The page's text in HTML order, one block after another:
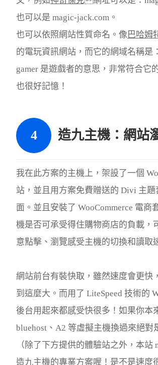
也可以是 magic-jack.com。
也可以依照網站性質命名。像 巴哈姆
的電玩資訊網站，而它的網域名稱是
gamer 是遊戲者的意思，非常符合它
也很好記憶！
造九主機：網站
我在此方案的主機上，架設了一個
站，並且用方案免費贈送的 Divi 主題
面。並且安裝了 WooCommerce 電商
機是否可承受得住購物商店的負載，
意點擊、瀏覽感受主機的切換和讀取
網站前台有裝快取，雖然速度會更快
到這麼大。而用了 LiteSpeed 技術的
後台用起來都感受快很多！如果你本
bluehost、A2 等虛擬主機換過來絕對
（除了下方提供的體驗站之外，本站
造九主機的專業方案喔！是不是速度